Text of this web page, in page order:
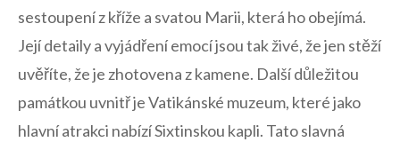
sestoupení z kříže a​ svatou Marii, která ho obejímá.
Její⁣ detaily a vyjádření emocí jsou tak⁢ živé, že⁤ jen stěží
uvěříte, že je zhotovena z kamene. Další důležitou
památkou‍ uvnitř je Vatikánské ‌muzeum, které jako
⁢hlavní atrakci nabízí Sixtinskou kapli. Tato⁣ slavná